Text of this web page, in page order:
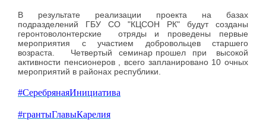
В результате реализации проекта на базах
подразделений ГБУ СО "КЦСОН РК" будут созданы
геронтоволонтерские
отряды и проведены первые
мероприятия с участием добровольцев старшего
возраста.
Четвертый семинар прошел при
высокой
активности пенсионеров , всего запланировано 10 очных
мероприятий в районах республики.
#CеребрянаяИнициатива
#грантыГлавыКарелия